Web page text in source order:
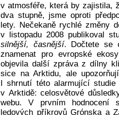
v atmosféře, která by zajistila,
dva stupně, jsme oproti
lety. Nečekaně rychlé změny
v listopadu 2008 publikoval
silnější, časnější. Dočtete se
znamenat pro evropské
objevila další zpráva z dílny
sice na Arktidu, ale
I shrnutí této alarmující
v Arktidě: celosvětové
webu. V prvním hodnocení
ledových příkrovů Grónska a